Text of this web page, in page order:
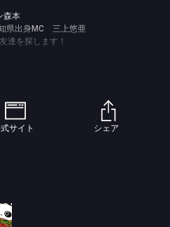
森本
県出身MC 三上悠亜
達を探します！
サイト シェア